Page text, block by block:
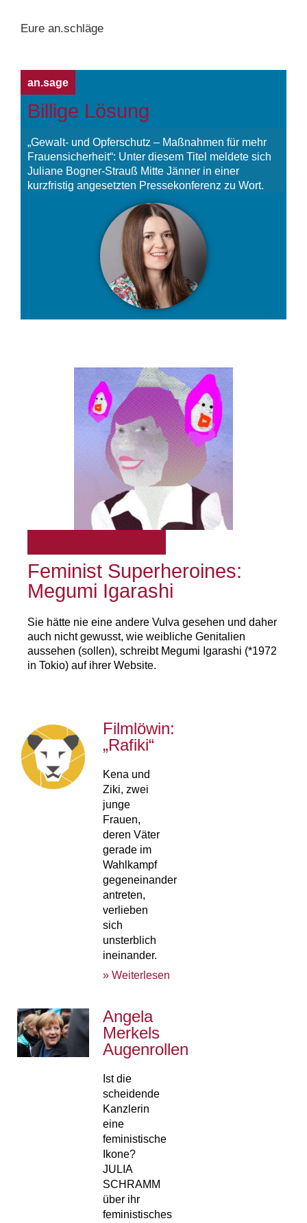
Eure an.schläge
an.sage
Billige Lösung
„Gewalt- und Opferschutz – Maßnahmen für mehr
Frauensicherheit“: Unter diesem Titel meldete sich
Juliane Bogner-Strauß Mitte Jänner in einer
kurzfristig angesetzten Pressekonferenz zu Wort.
Feminist Superheroines:
Megumi Igarashi
Sie hätte nie eine andere Vulva gesehen und daher
auch nicht gewusst, wie weibliche Genitalien
aussehen (sollen), schreibt Megumi Igarashi (*1972
in Tokio) auf ihrer Website.
Filmlöwin:
„Rafiki“
Kena und
Ziki, zwei
junge
Frauen,
deren Väter
gerade im
Wahlkampf
gegeneinander
antreten,
verlieben
sich
unsterblich
ineinander.
» Weiterlesen
Angela
Merkels
Augenrollen
Ist die
scheidende
Kanzlerin
eine
feministische
Ikone?
JULIA
SCHRAMM
über ihr
feministisches